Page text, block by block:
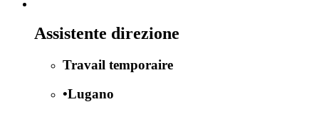
Assistente direzione
Travail temporaire
•Lugano